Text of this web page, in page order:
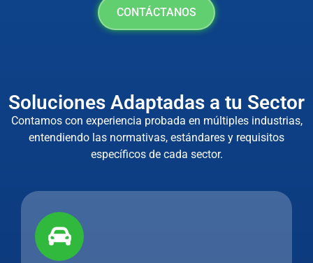
CONTÁCTANOS
Soluciones Adaptadas a tu Sector
Contamos con experiencia probada en múltiples industrias,
entendiendo las normativas, estándares y requisitos
específicos de cada sector.